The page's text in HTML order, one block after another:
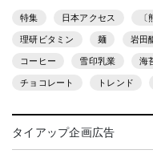
特集 日本アクセス
理研ビタミン 麺 岩田
コーヒー 雪印乳業 海
チョコレート トレンド
タイアップ企画広告